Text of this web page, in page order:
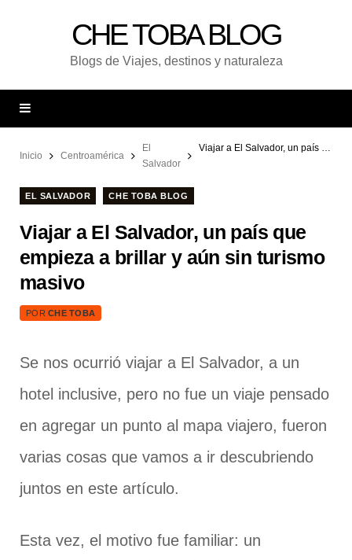
CHE TOBA BLOG
Blogs de Viajes, destinos y naturaleza
Inicio Centroamérica
El
Salvador
Viajar a El Salvador, un país que empieza a brillar y aún sin turismo masivo
EL SALVADOR CHE TOBA BLOG
Viajar a El Salvador, un país que
empieza a brillar y aún sin turismo
masivo
POR CHE TOBA
Se nos ocurrió viajar a El Salvador, a un
hotel inclusive, pero no fue un viaje pensado
en agregar un punto al mapa viajero, fueron
varias cosas que vamos a ir descubriendo
juntos en este artículo.
Esta vez, el motivo fue familiar: un